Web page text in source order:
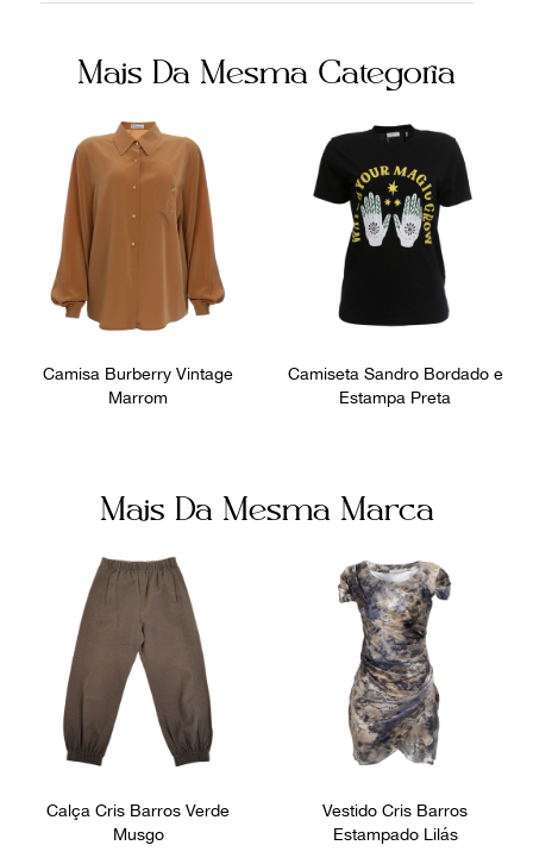
Creme Botão
Fornecedor
FPNYCRL Dia a Dia
Mais Da Mesma Categoria
Camisa Burberry Vintage
Marrom
Camiseta Sandro Bordado e
Estampa Preta
Mais Da Mesma Marca
Calça Cris Barros Verde
Musgo
Vestido Cris Barros
Estampado Lilás